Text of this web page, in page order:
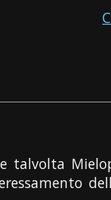
talvolta